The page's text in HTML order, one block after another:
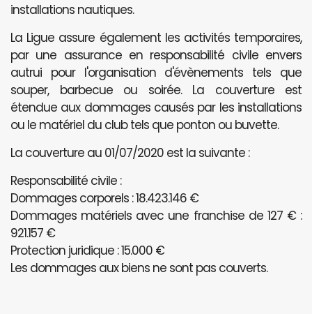
installations nautiques.
La Ligue assure également les activités temporaires,
par une assurance en responsabilité civile envers
autrui pour l'organisation d'évènements tels que
souper, barbecue ou soirée. La couverture est
étendue aux dommages causés par les installations
ou le matériel du club tels que ponton ou buvette.
La couverture au 01/07/2020 est la suivante :
Responsabilité civile :
Dommages corporels : 18.423.146 €
Dommages matériels avec une franchise de 127 € :
921.157 €
Protection juridique : 15.000 €
Les dommages aux biens ne sont pas couverts.